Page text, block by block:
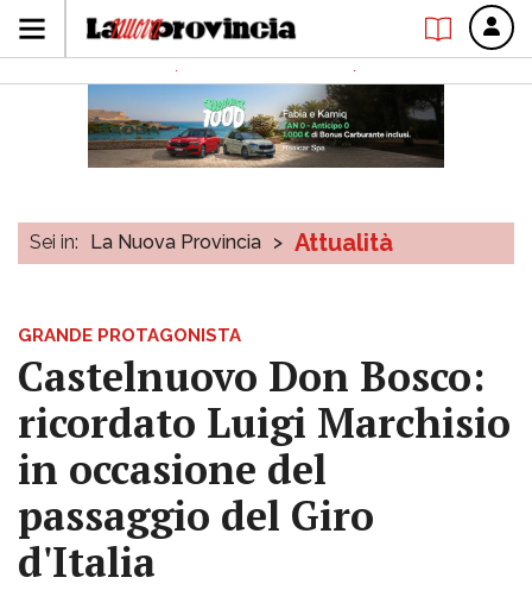
Sei in: La Nuova Provincia > Attualità
GRANDE PROTAGONISTA
Castelnuovo Don Bosco:
ricordato Luigi Marchisio
in occasione del
passaggio del Giro
d'Italia